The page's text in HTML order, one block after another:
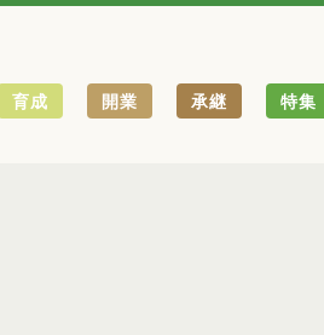
育成 開業 承継 特集